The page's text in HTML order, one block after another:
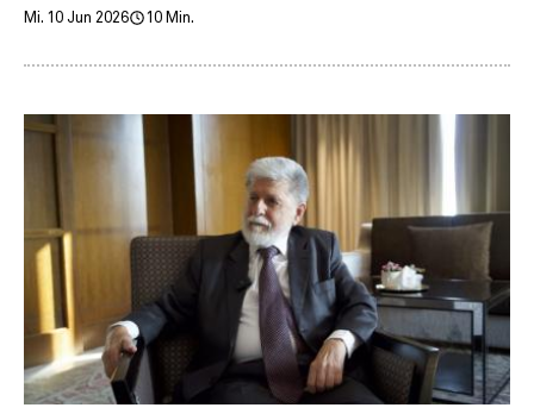
Mi. 10 Jun 2026 10 Min.